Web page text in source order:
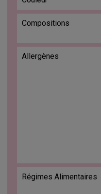
Compositions
Allergènes
Régimes Alimentaires